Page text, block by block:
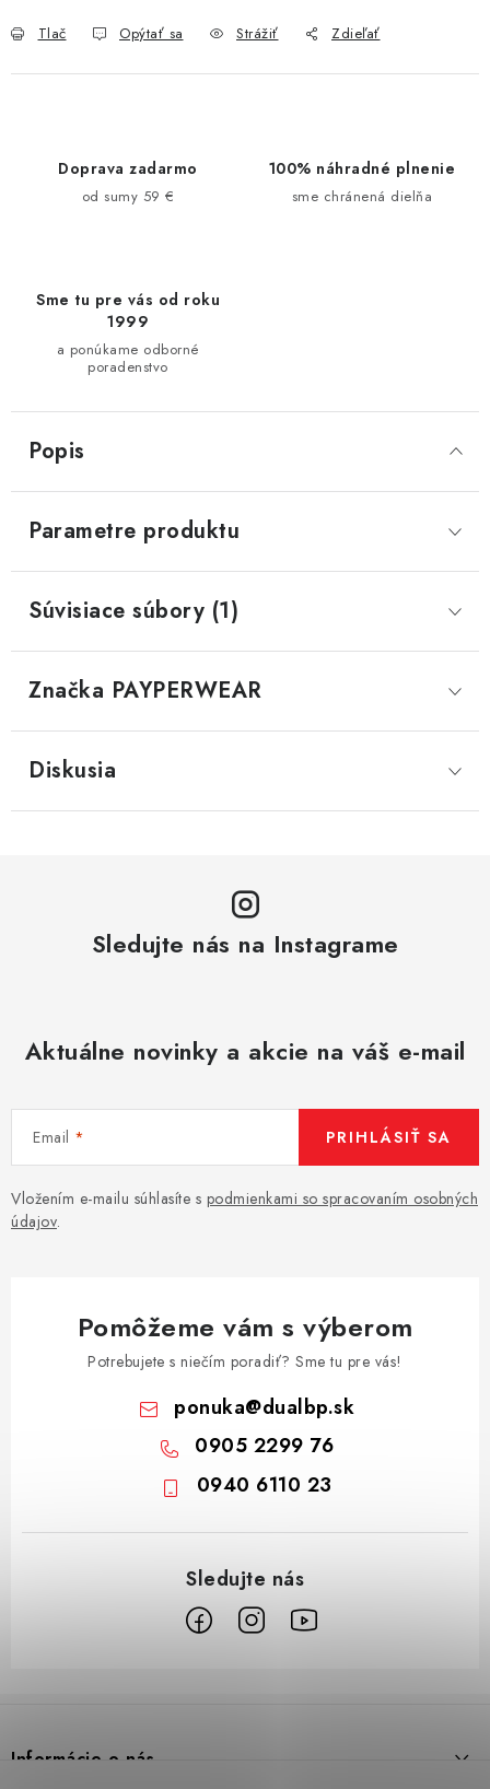
Tlač Opýtať sa Strážiť Zdieľať
Doprava zadarmo
od sumy 59 €
100% náhradné plnenie
sme chránená dielňa
Sme tu pre vás od roku
1999
a ponúkame odborné
poradenstvo
Popis
Parametre produktu
Súvisiace súbory (1)
Značka PAYPERWEAR
Diskusia
Sledujte nás na Instagrame
Aktuálne novinky a akcie na váš e-mail
Email
Vložením e-mailu súhlasíte s podmienkami so spracovaním osobných
údajov.
PRIHLÁSIŤ SA
Pomôžeme vám s výberom
Potrebujete s niečím poradiť? Sme tu pre vás!
ponuka@dualbp.sk
0905 2299 76
0940 6110 23
pInformácie o nás